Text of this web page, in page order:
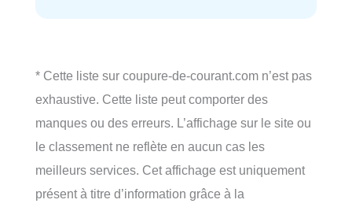
* Cette liste sur coupure-de-courant.com n’est pas
exhaustive. Cette liste peut comporter des
manques ou des erreurs. L’affichage sur le site ou
le classement ne reflète en aucun cas les
meilleurs services. Cet affichage est uniquement
présent à titre d’information grâce à la